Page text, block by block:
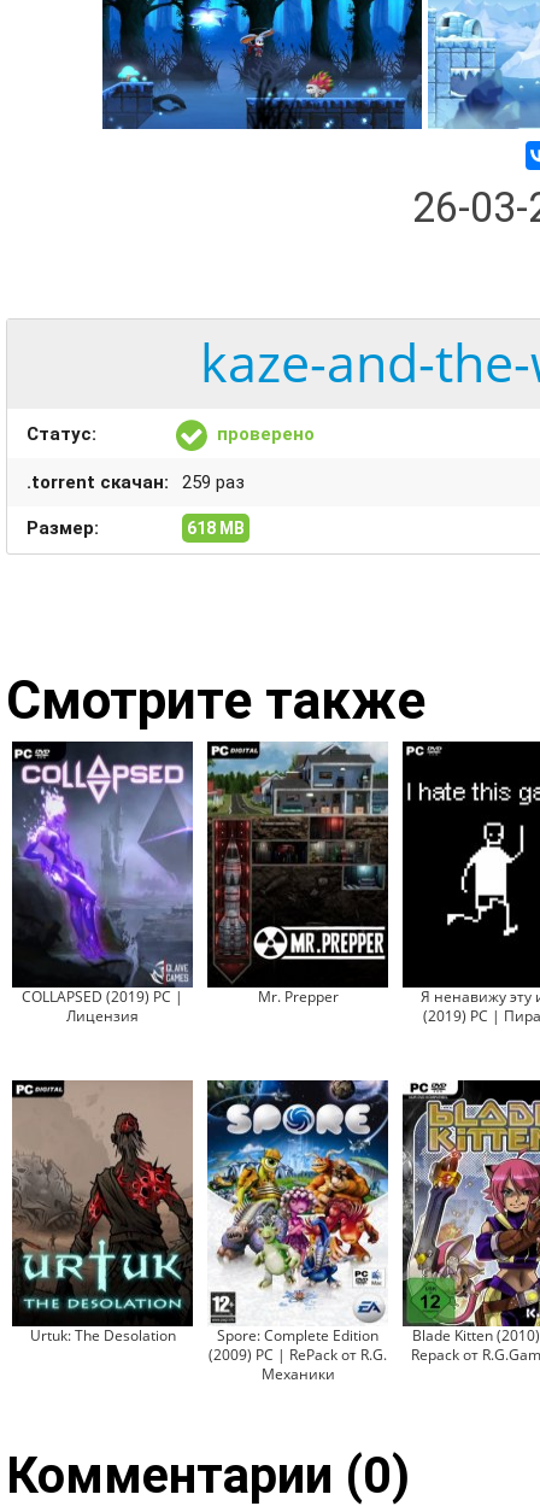
26-
kaze-and-
Статус: проверено
.torrent скачан: 259 раз
Размер: 618 MB
Смотрите также
COLLAPSED (2019) PC |
Лицензия
Mr. Prepper
Я ненавижу эту
(2019) PC |
Urtuk: The Desolation
Spore: Complete Edition
(2009) PC | RePack от R.G.
Механики
Blade Kitten
Repack от
Комментарии (0)